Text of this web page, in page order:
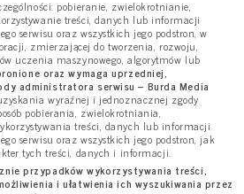
pobieranie, zwielokrotnianie,
treści, danych lub informacji
serwisu oraz wszystkich jego podstron, w
zmierzającej do tworzenia, rozwoju,
uczenia maszynowego, algorytmów lub
oraz wymaga uprzedniej,
administratora serwisu – Burda Media
wyraźnej i jednoznacznej zgody
pobierania, zwielokrotniania,
treści, danych lub informacji
serwisu oraz wszystkich jego podstron, jak
tych treści, danych i informacji.
przypadków wykorzystywania treści,
i ułatwienia ich wyszukiwania przez